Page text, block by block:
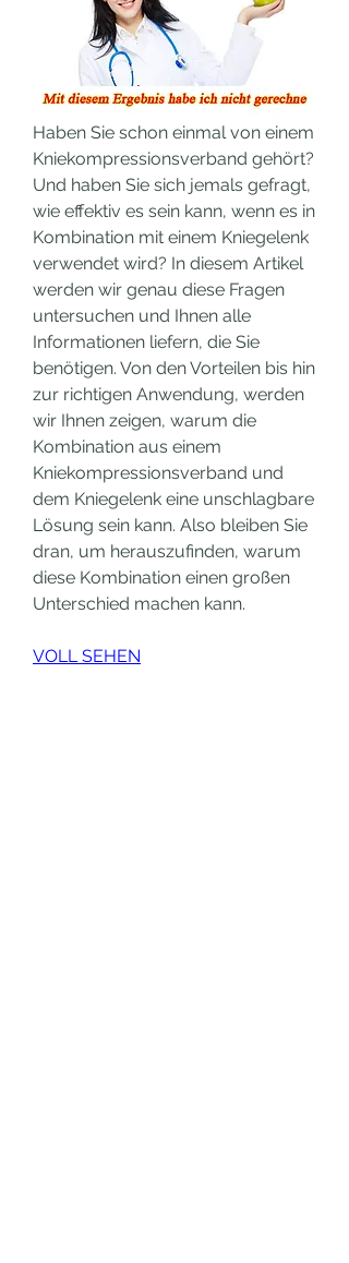
Haben Sie schon einmal von einem
Kniekompressionsverband gehört?
Und haben Sie sich jemals gefragt,
wie effektiv es sein kann, wenn es in
Kombination mit einem Kniegelenk
verwendet wird? In diesem Artikel
werden wir genau diese Fragen
untersuchen und Ihnen alle
Informationen liefern, die Sie
benötigen. Von den Vorteilen bis hin
zur richtigen Anwendung, werden
wir Ihnen zeigen, warum die
Kombination aus einem
Kniekompressionsverband und
dem Kniegelenk eine unschlagbare
Lösung sein kann. Also bleiben Sie
dran, um herauszufinden, warum
diese Kombination einen großen
Unterschied machen kann.
VOLL SEHEN